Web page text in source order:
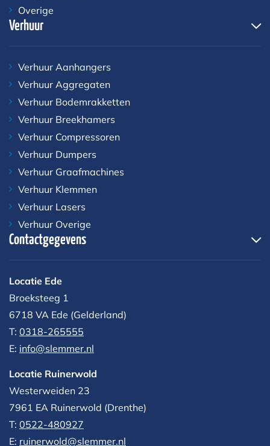
Overige
Verhuur
Verhuur Aanhangers
Verhuur Aggregaten
Verhuur Bodemrakketten
Verhuur Breekhamers
Verhuur Compressoren
Verhuur Dumpers
Verhuur Graafmachines
Verhuur Klemmen
Verhuur Lasers
Verhuur Overige
Contactgegevens
Locatie Ede
Broeksteeg 1
6718 VA Ede (Gelderland)
T: 0318-265555
E: info@slemmer.nl
Locatie Ruinerwold
Westerweiden 23
7961 EA Ruinerwold (Drenthe)
T: 0522-480927‬
E: ruinerwold@slemmer.nl